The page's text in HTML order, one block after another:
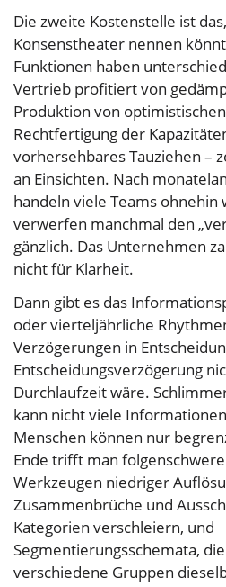
Die zweite Kostenstelle ist
Konsenstheater nennen
Funktionen haben
Vertrieb profitiert von
Produktion von
Rechtfertigung der
vorhersehbares Tauziehen –
an Einsichten. Nach
handeln viele Teams ohnehin
verwerfen manchmal den
gänzlich. Das Unternehmen
nicht für Klarheit.
Dann gibt es das
oder vierteljährliche
Verzögerungen in
Entscheidungsverzögerung
Durchlaufzeit wäre.
kann nicht viele
Menschen können nur
Ende trifft man
Werkzeugen niedriger
Zusammenbrüche und
Kategorien verschleiern, und
Segmentierungsschemata,
verschiedene Gruppen